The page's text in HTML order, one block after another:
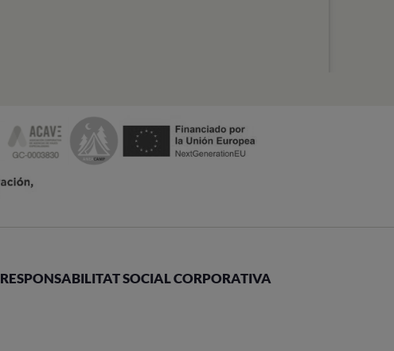
RESPONSABILITAT SOCIAL CORPORATIVA